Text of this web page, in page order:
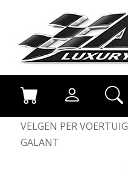
VELGEN PER VOERTUIG
GALANT